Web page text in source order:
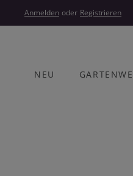
Hauptinhalt springen
Zur Hauptnavigation
Anmelden oder Registrieren
NEU